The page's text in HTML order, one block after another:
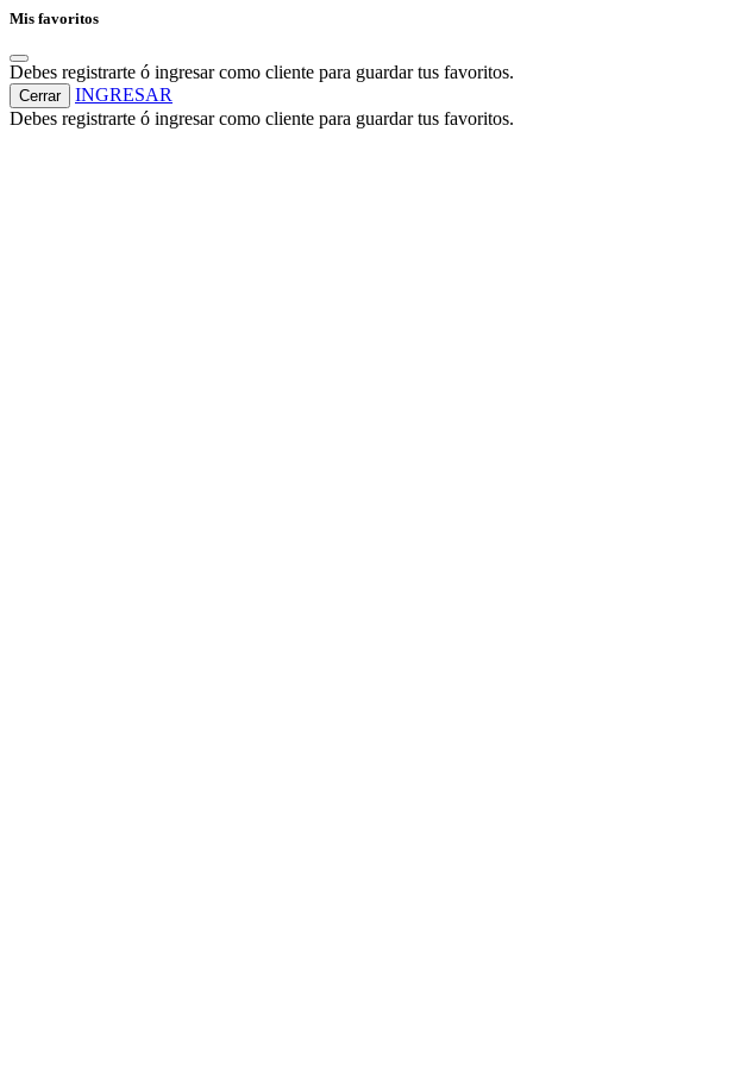
Mis favoritos
Debes registrarte ó ingresar como cliente para guardar tus favoritos.
Cerrar
INGRESAR
Debes registrarte ó ingresar como cliente para guardar tus favoritos.